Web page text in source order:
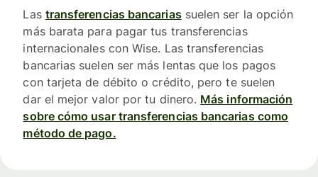
Las transferencias bancariassuelen ser la opción
más barata para pagar tus transferencias
internacionales con Wise. Las transferencias
bancarias suelen ser más lentas que los pagos
con tarjeta de débito o crédito, pero te suelen
dar el mejor valor por tu dinero. Más información
sobre cómo usar transferencias bancarias como
método de pago.